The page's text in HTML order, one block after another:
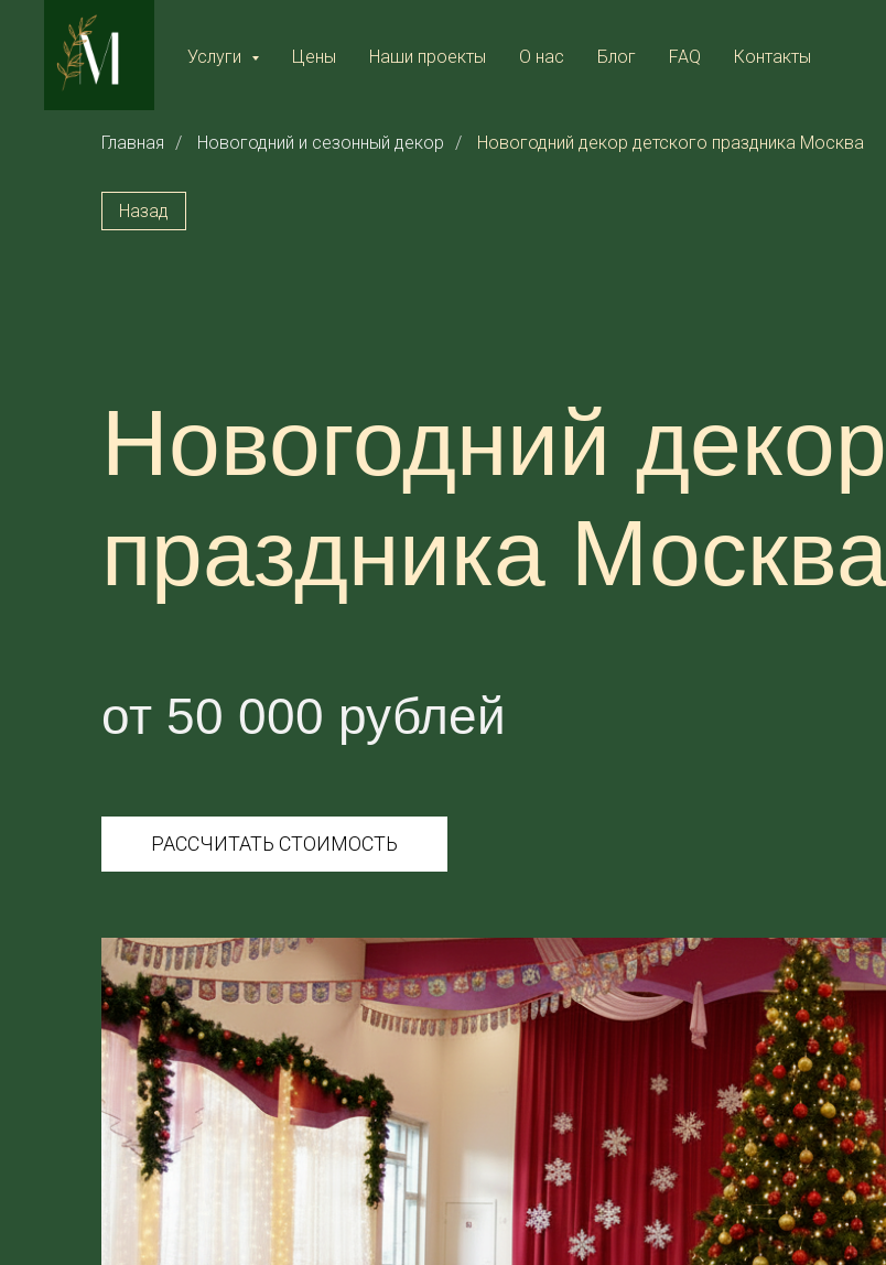
Услуги Цены Наши проекты О нас Блог FAQ Контакты
Главная / Новогодний и сезонный декор / Новогодний декор детского праздника Москва
Назад
Новогодний
праздника
от 50 000 рублей
РАССЧИТАТЬ СТОИМОСТЬ